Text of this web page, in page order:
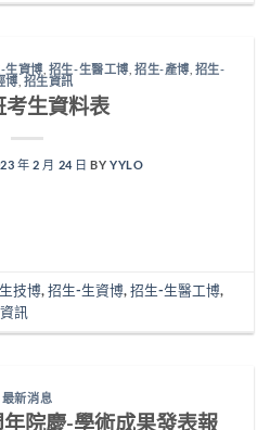
生資博, 招生-生醫工博, 招生-產博, 招生-
博, 招生資訊
考生資料表
年 2 月 24 日 BY YYLO
技博,招生-生資博,招生-生醫工博,
訊
最新消息
院慶-學術成果發表報